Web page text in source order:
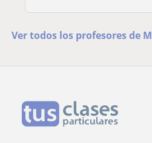
Ver todos los profesores de